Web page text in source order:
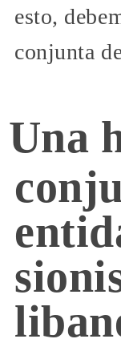
esto,
conjunta
Una